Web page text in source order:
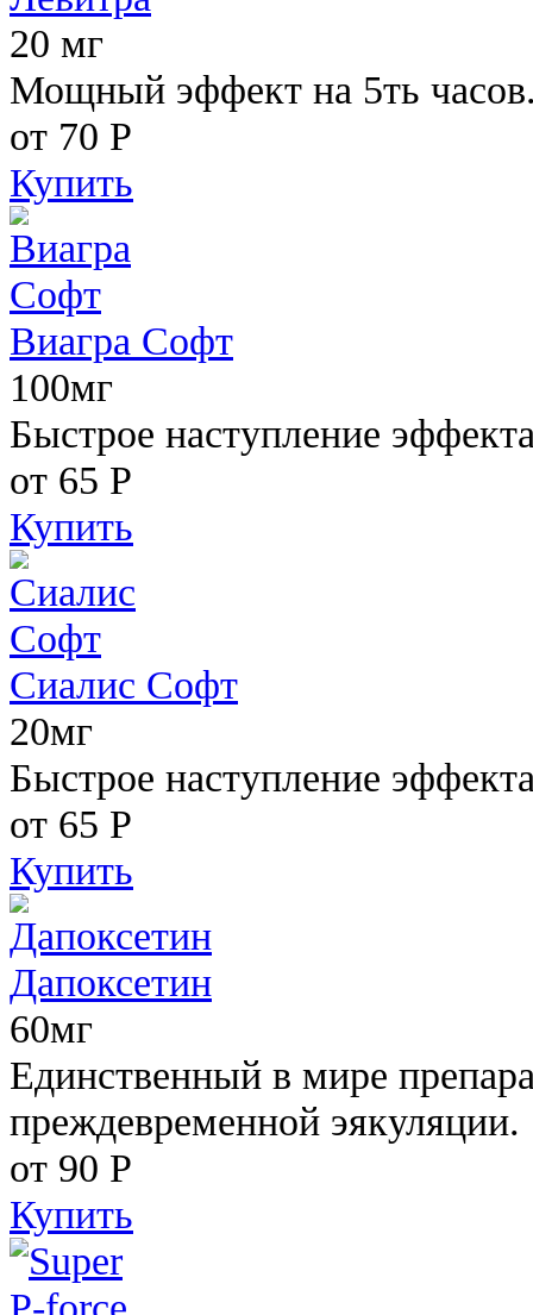
20 мг
Мощный эффект на 5ть
от 70 Р
Купить
Виагра Софт
100мг
Быстрое наступление
от 65 Р
Купить
Сиалис Софт
20мг
Быстрое наступление
от 65 Р
Купить
Дапоксетин
60мг
Единственный в мире
преждевременной эякуляции.
от 90 Р
Купить